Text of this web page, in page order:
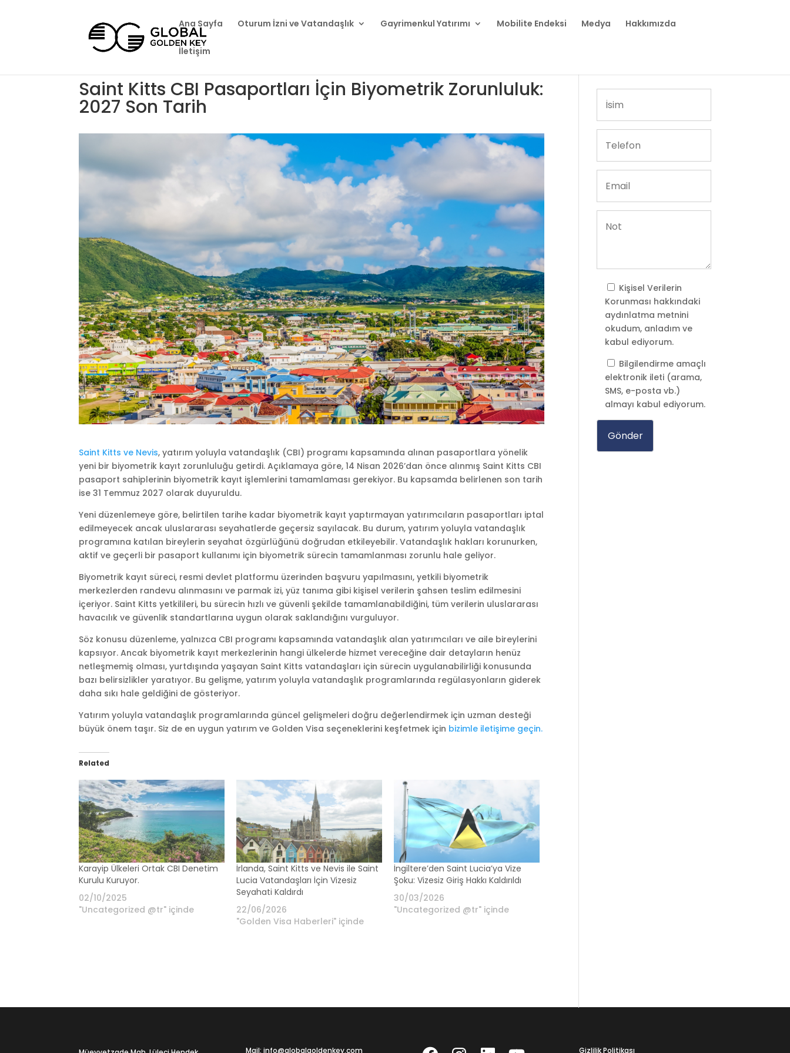
Ana Sayfa Oturum İzni ve Vatandaşlık Gayrimenkul Yatırımı Mobilite Endeksi Medya Hakkımızda
İletişim
Saint Kitts CBI Pasaportları İçin Biyometrik Zorunluluk:
2027 Son Tarih
Saint Kitts ve Nevis, yatırım yoluyla vatandaşlık (CBI) programı kapsamında alınan pasaportlara yönelik
yeni bir biyometrik kayıt zorunluluğu getirdi. Açıklamaya göre, 14 Nisan 2026’dan önce alınmış Saint Kitts CBI
pasaport sahiplerinin biyometrik kayıt işlemlerini tamamlaması gerekiyor. Bu kapsamda belirlenen son tarih
ise 31 Temmuz 2027 olarak duyuruldu.
Yeni düzenlemeye göre, belirtilen tarihe kadar biyometrik kayıt yaptırmayan yatırımcıların pasaportları iptal
edilmeyecek ancak uluslararası seyahatlerde geçersiz sayılacak. Bu durum, yatırım yoluyla vatandaşlık
programına katılan bireylerin seyahat özgürlüğünü doğrudan etkileyebilir. Vatandaşlık hakları korunurken,
aktif ve geçerli bir pasaport kullanımı için biyometrik sürecin tamamlanması zorunlu hale geliyor.
Biyometrik kayıt süreci, resmi devlet platformu üzerinden başvuru yapılmasını, yetkili biyometrik
merkezlerden randevu alınmasını ve parmak izi, yüz tanıma gibi kişisel verilerin şahsen teslim edilmesini
içeriyor. Saint Kitts yetkilileri, bu sürecin hızlı ve güvenli şekilde tamamlanabildiğini, tüm verilerin uluslararası
havacılık ve güvenlik standartlarına uygun olarak saklandığını vurguluyor.
Söz konusu düzenleme, yalnızca CBI programı kapsamında vatandaşlık alan yatırımcıları ve aile bireylerini
kapsıyor. Ancak biyometrik kayıt merkezlerinin hangi ülkelerde hizmet vereceğine dair detayların henüz
netleşmemiş olması, yurtdışında yaşayan Saint Kitts vatandaşları için sürecin uygulanabilirliği konusunda
bazı belirsizlikler yaratıyor. Bu gelişme, yatırım yoluyla vatandaşlık programlarında regülasyonların giderek
daha sıkı hale geldiğini de gösteriyor.
Yatırım yoluyla vatandaşlık programlarında güncel gelişmeleri doğru değerlendirmek için uzman desteği
büyük önem taşır. Siz de en uygun yatırım ve Golden Visa seçeneklerini keşfetmek için bizimle iletişime geçin.
Related
Karayip Ülkeleri Ortak CBI Denetim
Kurulu Kuruyor.
02/10/2025
"Uncategorized @tr" içinde
İrlanda, Saint Kitts ve Nevis ile Saint
Lucia Vatandaşları İçin Vizesiz
Seyahati Kaldırdı
22/06/2026
"Golden Visa Haberleri" içinde
İngiltere’den Saint Lucia’ya Vize
Şoku: Vizesiz Giriş Hakkı Kaldırıldı
30/03/2026
"Uncategorized @tr" içinde
Kişisel Verilerin
Korunması hakkındaki
aydınlatma metnini
okudum, anladım ve
kabul ediyorum.
Bilgilendirme amaçlı
elektronik ileti (arama,
SMS, e-posta vb.)
almayı kabul ediyorum.
Mail: info@globalgoldenkey.com FacebookInstagramLinkedIn YouTube Gizlilik Politikası